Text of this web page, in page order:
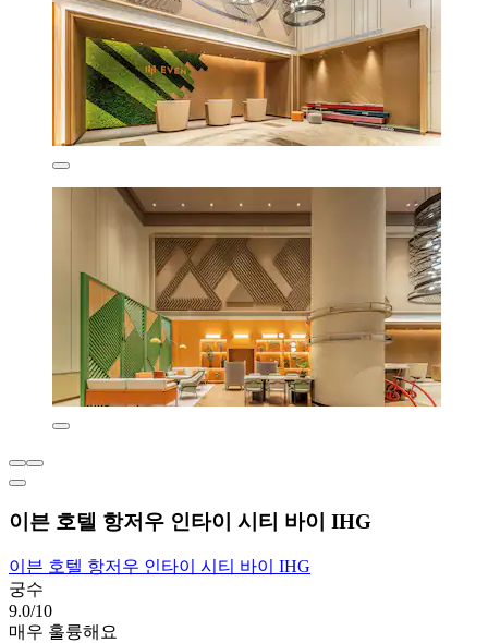
이븐 호텔 항저우 인타이 시티 바이 IHG
이븐 호텔 항저우 인타이 시티 바이 IHG
궁수
9.0/10
매우 훌륭해요